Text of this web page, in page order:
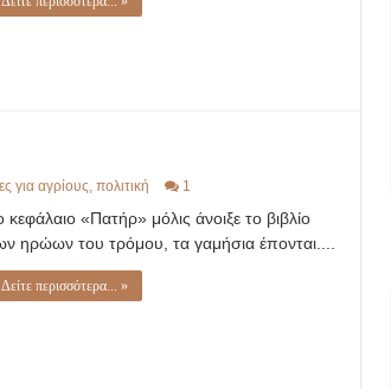
για αγρίους, πολιτική 1
κεφάλαιο «Πατήρ» μόλις άνοιξε το βιβλίο
ηρώων του τρόμου, τα γαμήσια έπονται....
Δείτε περισσότερα... »